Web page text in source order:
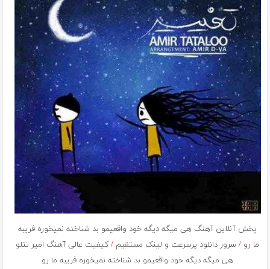
پخش آنلاین آهنگ هی میگه دیگه خود واقعیمو بد شناخته نمیخوره فریبه
ما رو /سرور دانلود پرسرعت و لینک مستقیم /کیفیت عالی آهنگ امیر تتلو
هی میگه دیگه خود واقعیمو بد شناخته نمیخوره فریبه ما رو